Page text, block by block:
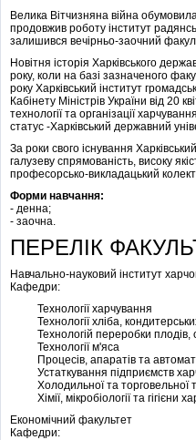
Велика Вітчизняна війна
продовжив роботу інститут
залишився вечірньо-заочний
Новітня історія Харківського
року, коли на базі зазначеного
року Харківський інститут
Кабінету Міністрів України від 20
технології та організації
статус -Харківський державний
За роки свого існування
галузеву спрямованість, високу
професорсько-викладацький
Форми навчання:
- денна;
- заочна.
ПЕРЕЛІК
Навчально-науковий інститут
Кафедри:
Технології харчування
Технології хліба,
Технологій переробки плодів,
Технології м'яса
Процесів, апаратів та
Устаткування підприємств
Холодильної та торговельної
Хімії, мікробіології та гігієни
Економічний факультет
Кафедри: